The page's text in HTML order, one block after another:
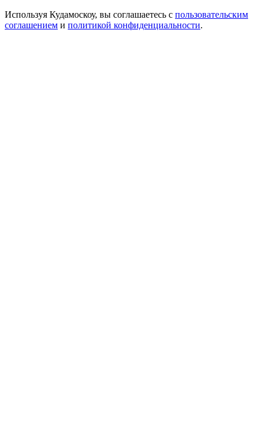
Используя Кудамоскоу, вы соглашаетесь с пользовательским
соглашением и политикой конфиденциальности.